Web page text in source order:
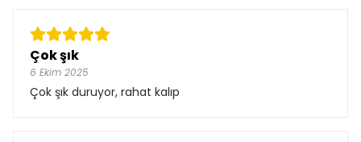
Çok şık
6 Ekim 2025
Çok şık duruyor, rahat kalıp